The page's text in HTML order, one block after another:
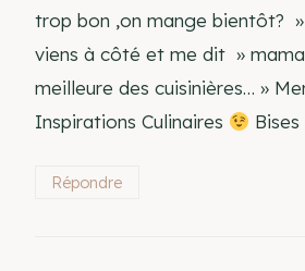
trop bon ,on mange bientôt?
viens à côté et me dit »
meilleure des cuisinières… »
Inspirations Culinaires
Répondre